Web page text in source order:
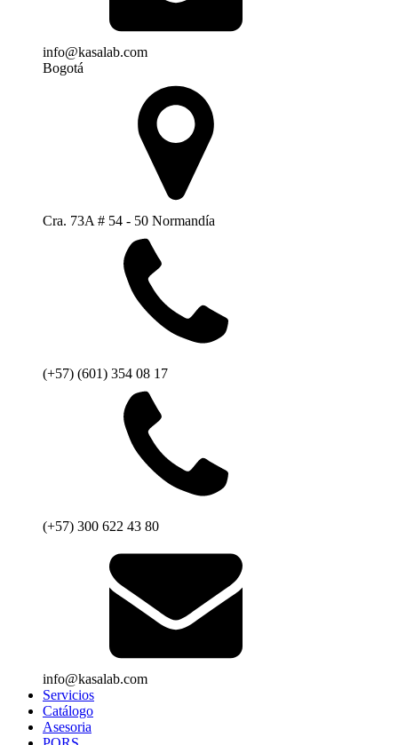
info@kasalab.com
Bogotá
Cra. 73A # 54 - 50 Normandía
(+57) (601) 354 08 17
(+57) 300 622 43 80
info@kasalab.com
Servicios
Catálogo
Asesoria